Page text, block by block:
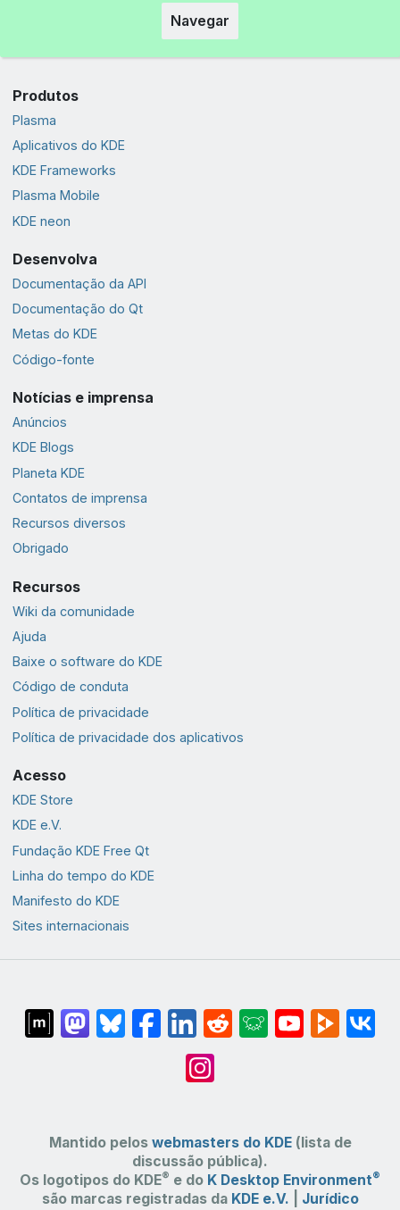
Navegar
Produtos
Plasma
Aplicativos do KDE
KDE Frameworks
Plasma Mobile
KDE neon
Desenvolva
Documentação da API
Documentação do Qt
Metas do KDE
Código-fonte
Notícias e imprensa
Anúncios
KDE Blogs
Planeta KDE
Contatos de imprensa
Recursos diversos
Obrigado
Recursos
Wiki da comunidade
Ajuda
Baixe o software do KDE
Código de conduta
Política de privacidade
Política de privacidade dos aplicativos
Acesso
KDE Store
KDE e.V.
Fundação KDE Free Qt
Linha do tempo do KDE
Manifesto do KDE
Sites internacionais
Mantido pelos webmasters do KDE(lista de
discussão pública).
Os logotipos do KDE® e do K Desktop Environment®
são marcas registradas da KDE e.V. Jurídico